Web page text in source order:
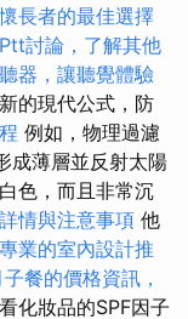
長者的最佳選擇
討論，了解其他
器，讓聽覺體驗
的現代公式，防
例如，物理過濾
成薄層並反射太陽
色，而且非常沉
情與注意事項 他
專業的室內設計推
子餐的價格資訊，
化妝品的SPF因子